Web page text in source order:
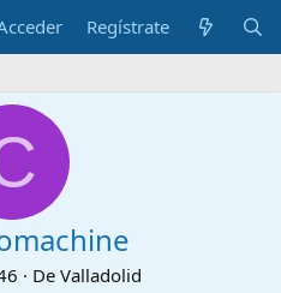
Regístrate
· De Valladolid